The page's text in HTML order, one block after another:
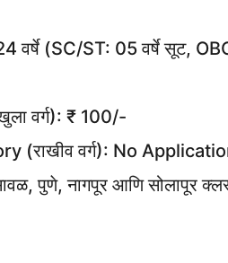
वर्षे (SC/ST: 05 वर्षे सूट,
वर्ग): ₹ 100/-
(राखीव वर्ग): No
पुणे, नागपूर आणि सोलापूर